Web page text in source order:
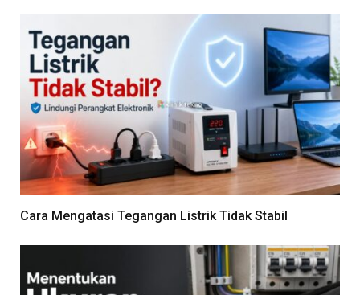
Cara Mengatasi Tegangan Listrik Tidak Stabil